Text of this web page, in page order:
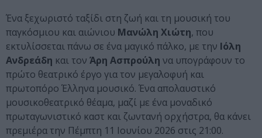
Ένα ξεχωριστό ταξίδι στη ζωή και τη μουσική του
παγκόσμιου και αιώνιου Μανώλη Χιώτη, που
εκτυλίσσεται πάνω σε ένα μαγικό πάλκο, με την Ιόλη
Ανδρεάδη και τον Άρη Ασπρούλη να υπογράφουν το
πρώτο θεατρικό έργο για τον μεγαλοφυή και
πρωτοπόρο Έλληνα μουσικό. Ένα απολαυστικό
μουσικοθεατρικό θέαμα, μαζί με ένα μοναδικό
πρωταγωνιστικό καστ και ζωντανή ορχήστρα, θα κάνει
πρεμιέρα την Πέμπτη 11 Ιουνίου 2026 στις 21:00.